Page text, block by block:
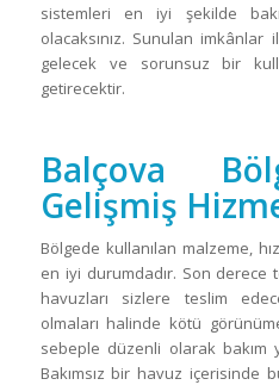
sistemleri en iyi şekilde
olacaksınız. Sunulan
gelecek ve sorunsuz bir
getirecektir.
Balçova
Gelişmiş
Bölgede kullanılan malzeme,
en iyi durumdadır. Son
havuzları sizlere teslim
olmaları halinde kötü
sebeple düzenli olarak bakım
Bakımsız bir havuz